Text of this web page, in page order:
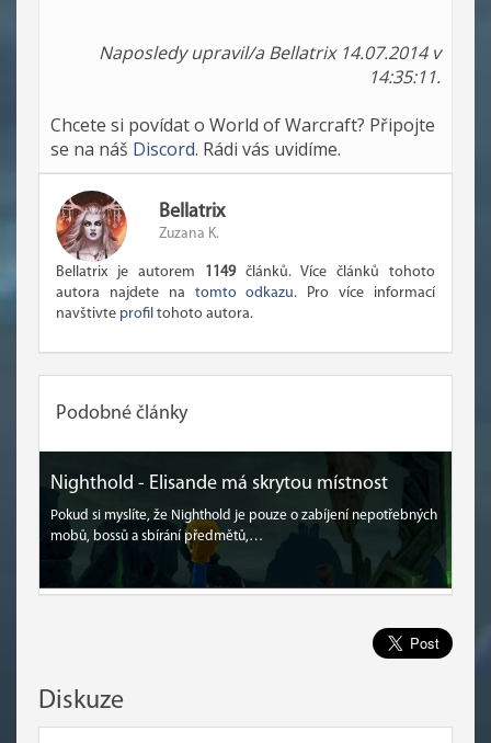
Naposledy upravil/a Bellatrix 14.07.2014 v
14:35:11.
Chcete si povídat o World of Warcraft? Připojte
se na náš Discord. Rádi vás uvidíme.
Bellatrix
Zuzana K.
Bellatrix je autorem 1149článků. Více článků tohoto
autora najdete na tomto odkazu. Pro více informací
navštivte profil tohoto autora.
Podobné články
Nighthold - Elisande má skrytou místnost
Pokud si myslíte, že Nighthold je pouze o zabíjení nepotřebných
mobů, bossů a sbírání předmětů,…
Diskuze